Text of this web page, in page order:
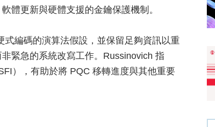
體更新與硬體支援的金鑰保護機制。
編碼的演算法假設，並保留足夠資訊以重
緊急的系統改寫工作。Russinovich 指
），有助於將 PQC 移轉進度與其他重要